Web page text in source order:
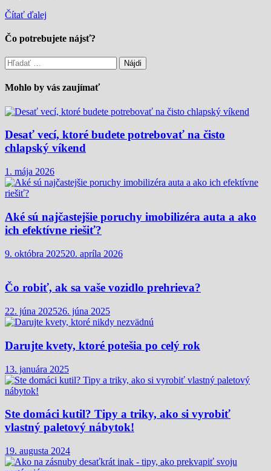
Čítať ďalej
Čo potrebujete nájsť?
Hľadať:
Mohlo by vás zaujímať
Desať vecí, ktoré budete potrebovať na čisto
chlapský víkend
1. mája 2026
Aké sú najčastejšie poruchy imobilizéra auta a ako
ich efektívne riešiť?
9. októbra 202520. apríla 2026
Čo robiť, ak sa vaše vozidlo prehrieva?
22. júna 202526. júna 2025
Darujte kvety, ktoré potešia po celý rok
13. januára 2025
Ste domáci kutil? Tipy a triky, ako si vyrobiť
vlastný paletový nábytok!
19. augusta 2024